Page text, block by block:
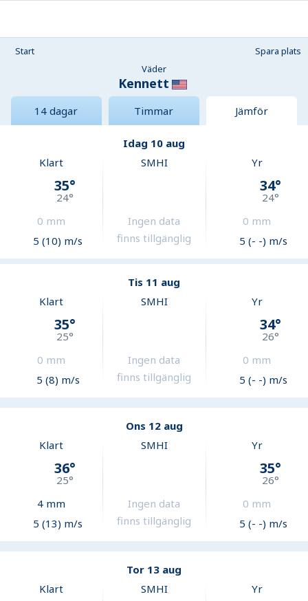
Start
Spara plats
Väder
Kennett
14 dagar Timmar Jämför
Idag 10 aug
Klart
35°
24°
0 mm
5 (10) m/s
SMHI
Ingen data
finns tillgänglig
Yr
34°
24°
0 mm
5 (- -) m/s
Tis 11 aug
Klart
35°
25°
0 mm
5 (8) m/s
SMHI
Ingen data
finns tillgänglig
Yr
34°
26°
0 mm
5 (- -) m/s
Ons 12 aug
Klart
36°
25°
4 mm
5 (13) m/s
SMHI
Ingen data
finns tillgänglig
Yr
35°
26°
0 mm
5 (- -) m/s
Tor 13 aug
Klart
SMHI Yr